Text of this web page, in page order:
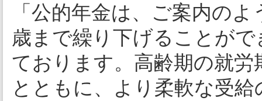
「公的年金は、ご案内の
歳まで繰り下げることが
ております。高齢期の就
とともに、より柔軟な受